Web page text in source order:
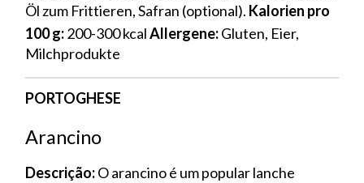
Öl zum Frittieren, Safran (optional). Kalorien pro
100 g:200-300 kcalAllergene:Gluten, Eier,
Milchprodukte
PORTOGHESE
Arancino
Descrição:O arancino é um popular lanche